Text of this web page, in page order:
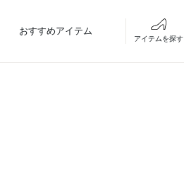
おすすめアイテム
アイテムを探す